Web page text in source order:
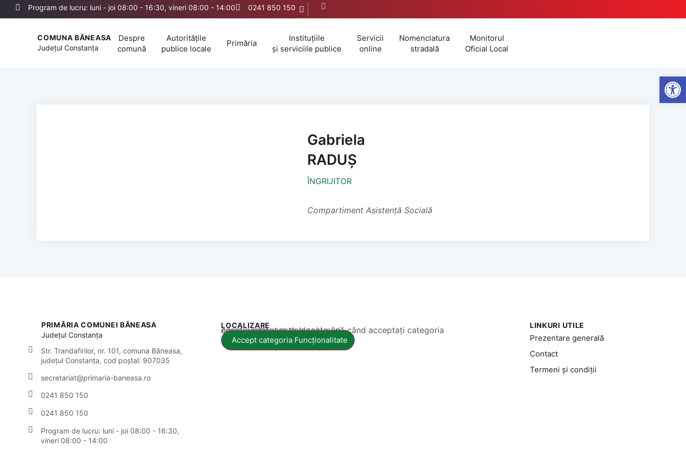
Program de lucru: luni - joi 08:00 - 16:30, vineri 08:00 - 14:00 0241 850 150
COMUNA BĂNEASA
JudețulConstanța
Despre
comună
Autoritățile
publice locale
Primăria
Instituțiile
și serviciile publice
Servicii
online
Nomenclatura
stradală
Monitorul
Oficial Local
Gabriela
RADUȘ
ÎNGRIJITOR
Compartiment Asistență Socială
PRIMĂRIA COMUNEI BĂNEASA
JudețulConstanța
Str. Trandafirilor, nr. 101, comuna Băneasa,
județul Constanța, cod poștal: 907035
secretariat@primaria-baneasa.ro
0241 850 150
0241 850 150
Program de lucru: luni - joi 08:00 - 16:30,
vineri 08:00 - 14:00
LOCALIZARE
Acest conținut este blocat până când acceptați categoria corespunzătoare de cookie-uri.
Accept categoria Funcționalitate
LINKURI UTILE
Prezentare generală
Contact
Termeni și condiții